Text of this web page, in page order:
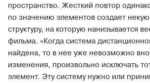
пространство. Жесткий повтор
по значению элементов создает
структуру, на которую нанизывается
фильма. «Когда система
найдена, то в нее уже невозможно
изменения, произвольно исключать
элемент. Эту систему нужно или